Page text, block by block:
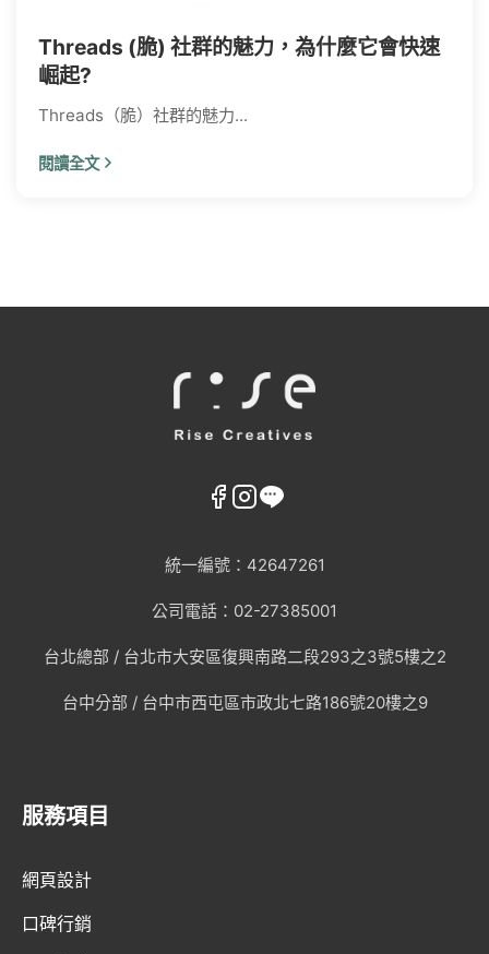
網頁設計新知
Threads (脆) 社群的魅力，為什麼它會快速
崛起?
Threads（脆）社群的魅力...
閱讀全文
統一編號：42647261
公司電話：02-27385001
台北總部 / 台北市大安區復興南路二段293之3號5樓之2
台中分部 / 台中市西屯區市政北七路186號20樓之9
服務項目
網頁設計
口碑行銷